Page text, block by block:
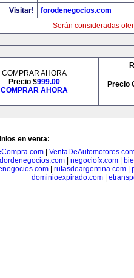
Visitar!
forodenegocios.com
Serán consideradas
COMPRAR AHORA
Precio $999.00
COMPRAR AHORA
Precio
en venta:
|
negociofx.com
| rutasdeargentina.com|
dominioexpirado.com|